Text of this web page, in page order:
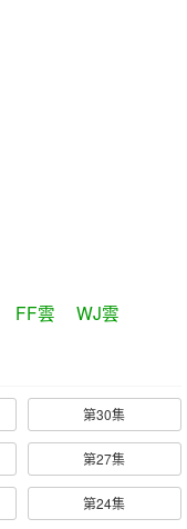
FF雲
WJ雲
第30集
第27集
第24集